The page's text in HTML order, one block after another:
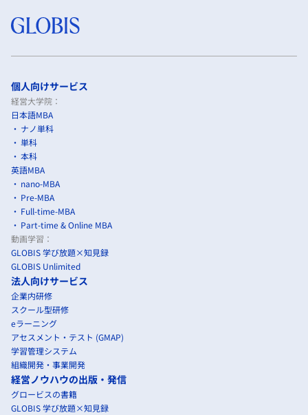
個人向けサービス
経営大学院：
日本語MBA
ナノ単科
単科
本科
英語MBA
nano-MBA
Pre-MBA
Full-time-MBA
Part-time & Online MBA
動画学習：
GLOBIS 学び放題×知見録
GLOBIS Unlimited
法人向けサービス
企業内研修
スクール型研修
eラーニング
アセスメント・テスト (GMAP)
学習管理システム
組織開発・事業開発
経営ノウハウの出版・発信
グロービスの書籍
GLOBIS 学び放題×知見録